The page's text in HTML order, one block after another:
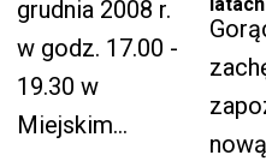
społeczna.
sobie
grudnia 2008 r.
w godz. 17.00 -
19.30 w
Miejskim